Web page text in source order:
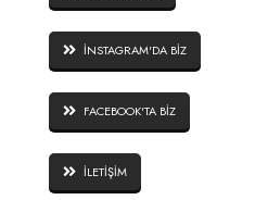
İNSTAGRAM'DA BİZ
FACEBOOK'TA BİZ
İLETİŞİM